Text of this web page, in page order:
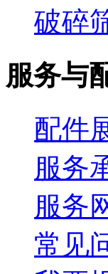
破碎
服务与
配件
服务
服务
常见